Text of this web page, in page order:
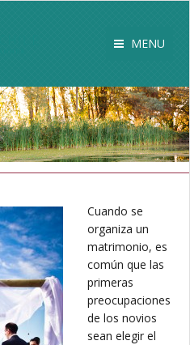
MENU
Cuando se
organiza un
matrimonio, es
común que las
primeras
preocupaciones
de los novios
sean elegir el